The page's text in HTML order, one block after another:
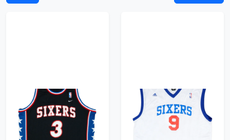
1976-77 Philadelphia
76ers Iverson #3 Nike
Rewind Swingman
Jersey - 8/10 - (XXL)
2009-10 Philadelphia
76ers Iguodala #9
adidas Home Jersey -
9/10 - (XXL)